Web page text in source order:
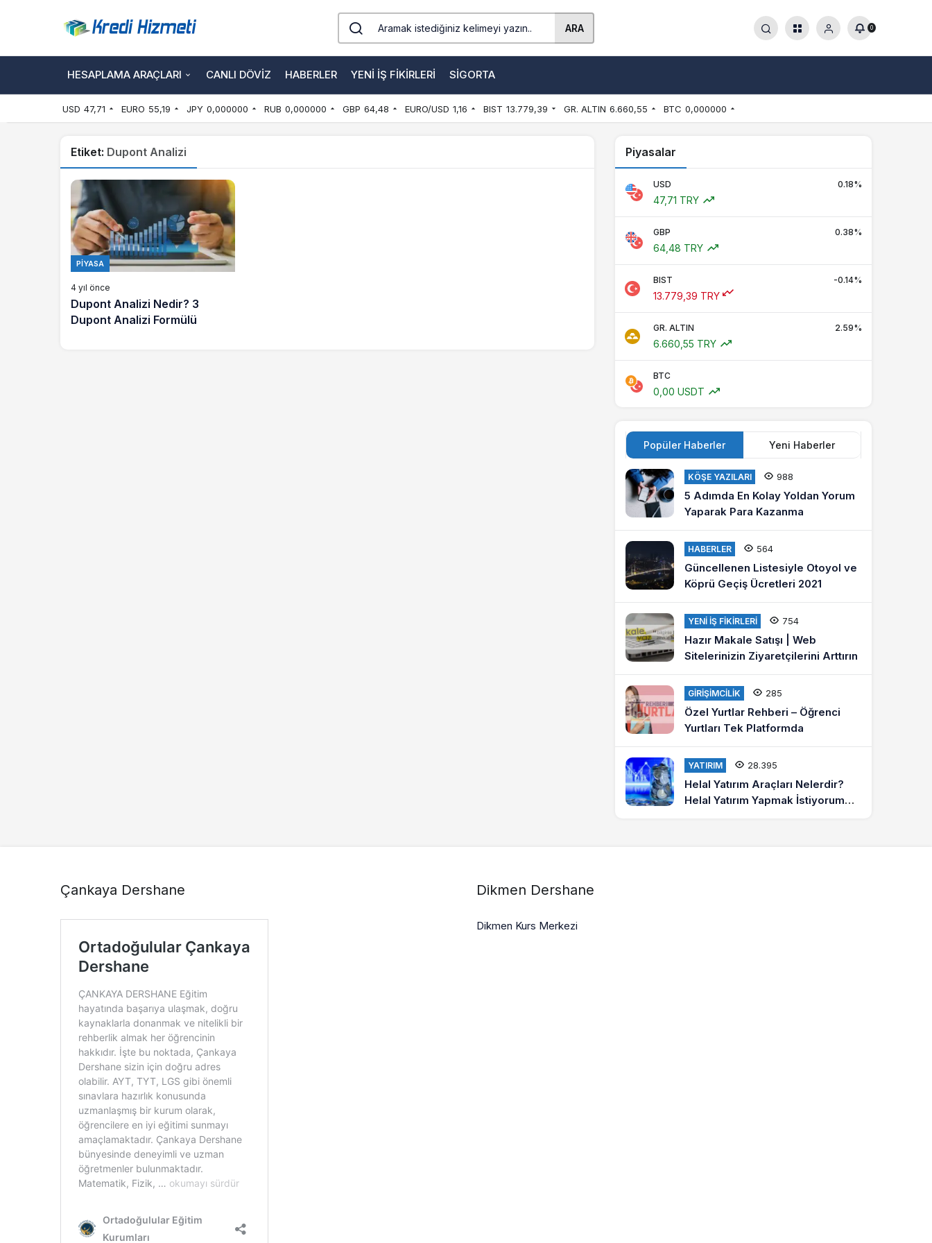
ARA 0
HESAPLAMA ARAÇLARI CANLI DÖVIZ HABERLER YENI İŞ FIKIRLERI SIGORTA
USD 47,71 EURO 55,19 JPY 0,000000 RUB 0,000000 GBP 64,48 EURO/USD 1,16 BIST 13.779,39 GR. ALTIN 6.660,55 BTC 0,000000
Etiket: Dupont Analizi
PIYASA
4 yıl önce
Dupont Analizi Nedir? 3
Dupont Analizi Formülü
Piyasalar
USD 0.18%
47,71 TRY
GBP 0.38%
64,48 TRY
BIST -0.14%
13.779,39 TRY
GR. ALTIN 2.59%
6.660,55 TRY
BTC
0,00 USDT
Popüler Haberler Yeni Haberler
KÖŞE YAZILARI 988
5 Adımda En Kolay Yoldan Yorum
Yaparak Para Kazanma
HABERLER 564
Güncellenen Listesiyle Otoyol ve
Köprü Geçiş Ücretleri 2021
YENI İŞ FIKIRLERI 754
Hazır Makale Satışı | Web
Sitelerinizin Ziyaretçilerini Arttırın
GIRIŞIMCILIK 285
Özel Yurtlar Rehberi – Öğrenci
Yurtları Tek Platformda
YATIRIM 28.395
Helal Yatırım Araçları Nelerdir?
Helal Yatırım Yapmak İstiyorum
Çankaya Dershane Dikmen Dershane
Dikmen Kurs Merkezi